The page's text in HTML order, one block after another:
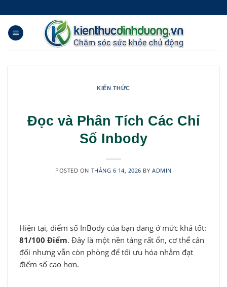
to
content
KIẾN THỨC
Đọc và Phân Tích Các Chỉ
Số Inbody
POSTED ON THÁNG 6 14, 2026 BYADMIN
Hiện tại, điểm số InBody của bạn đang ở mức khá tốt:
81/100 Điểm. Đây là một nền tảng rất ổn, cơ thể cân
đối nhưng vẫn còn phòng để tối ưu hóa nhằm đạt
điểm số cao hơn.